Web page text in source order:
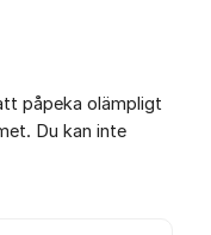
påpeka olämpligt
Du kan inte